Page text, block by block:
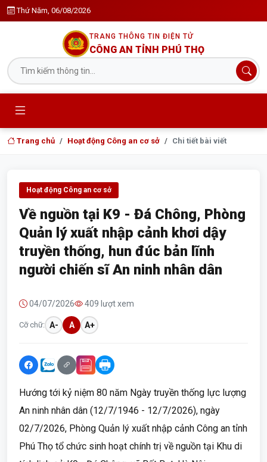
Thứ Năm, 06/08/2026
TRANG THÔNG TIN ĐIỆN TỬ
CÔNG AN TỈNH PHÚ THỌ
Trang chủ Hoạt động Công an cơ sở Chi tiết bài viết
Hoạt động Công an cơ sở
Về nguồn tại K9 - Đá Chông, Phòng
Quản lý xuất nhập cảnh khơi dậy
truyền thống, hun đúc bản lĩnh
người chiến sĩ An ninh nhân dân
04/07/2026 409 lượt xem
Cỡ chữ: A- A A+
Hướng tới kỷ niệm 80 năm Ngày truyền thống lực lượng
An ninh nhân dân (12/7/1946 - 12/7/2026), ngày
02/7/2026, Phòng Quản lý xuất nhập cảnh Công an tỉnh
Phú Thọ tổ chức sinh hoạt chính trị về nguồn tại Khu di